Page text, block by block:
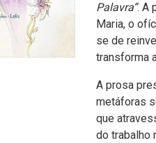
Palavra”. A
Maria, o
se de
transforma
A prosa
metáforas
que
do trabalho